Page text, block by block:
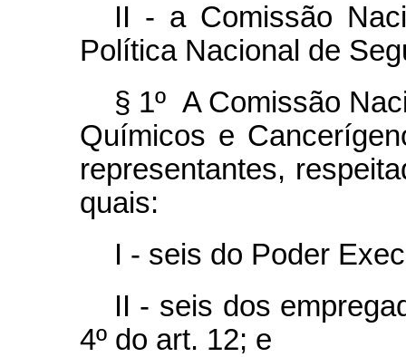
II - a Comissão
Política Nacional de
§ 1º A Comissão
Químicos e
representantes,
quais:
I - seis do Poder
II - seis dos
4º do art. 12; e